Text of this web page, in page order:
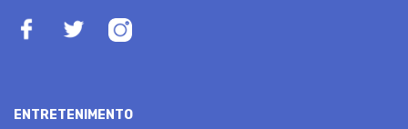
ENTRETENIMENTO